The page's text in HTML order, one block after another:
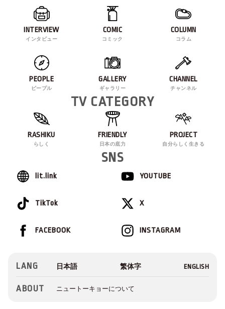
INTERVIEW
インタビュー
COMIC
コミック
COLUMN
コラム
PEOPLE
ピープル
GALLERY
ギャラリー
CHANNEL
チャンネル
TV CATEGORY
RASHIKU
らしく
FRIENDLY
日本の底力
PROJECT
自分らしく生きる
SNS
lit.link YOUTUBE
TikTok X
INSTAGRAM
FACEBOOK
LANG
ABOUT ニュートーキョーについて